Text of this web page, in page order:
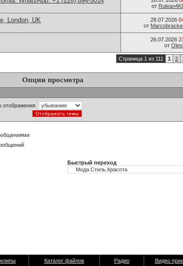
от
London, UK 28.07.2026
от
26.07.2026
от
Страница 1 из 111 1 2
Опции просмотра
отображения
Быстрый переход
Каталог файлов Радио Видео